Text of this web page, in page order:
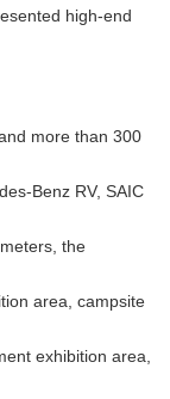
high-end
more than 300
Benz RV, SAIC
the
area, campsite
exhibition area,